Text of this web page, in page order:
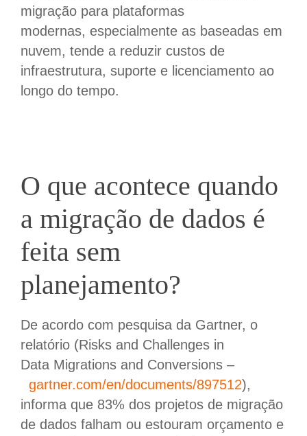
migração para plataformas
modernas, especialmente as baseadas em
nuvem, tende a reduzir custos de
infraestrutura, suporte e licenciamento ao
longo do tempo.
O que acontece quando
a migração de dados é
feita sem
planejamento?
De acordo com pesquisa da Gartner, o
relatório (Risks and Challenges in
Data Migrations and Conversions –
gartner.com/en/documents/897512),
informa que 83% dos projetos de migração
de dados falham ou estouram orçamento e